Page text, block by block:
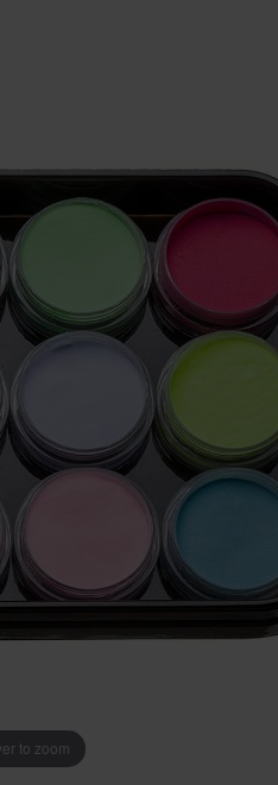
to zoom